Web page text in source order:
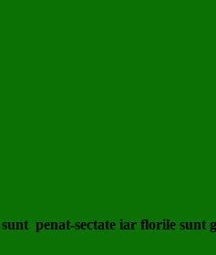
penat-sectate iar florile sunt